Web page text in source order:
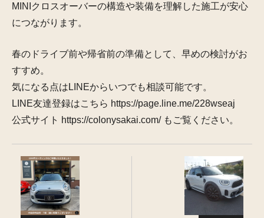
MINIクロスオーバーの構造や装備を理解した施工が安心
につながります。
春のドライブ前や帰省前の準備として、早めの検討がお
すすめ。
気になる点はLINEからいつでも相談可能です。
LINE友達登録はこちら https://page.line.me/228wseaj
公式サイト https://colonysakai.com/ もご覧ください。